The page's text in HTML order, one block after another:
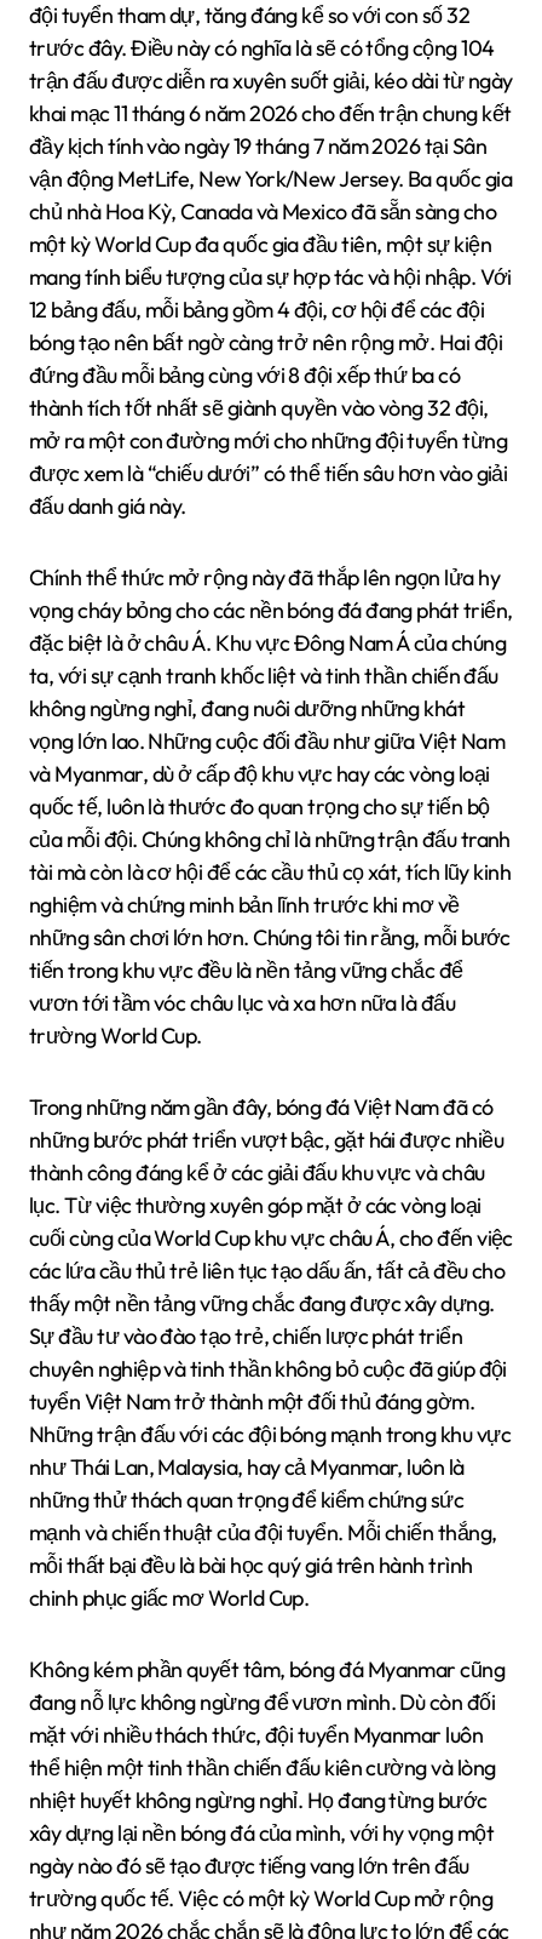
đội tuyển tham dự, tăng đáng kể so với con số 32
trước đây. Điều này có nghĩa là sẽ có tổng cộng 104
trận đấu được diễn ra xuyên suốt giải, kéo dài từ ngày
khai mạc 11 tháng 6 năm 2026 cho đến trận chung kết
đầy kịch tính vào ngày 19 tháng 7 năm 2026 tại Sân
vận động MetLife, New York/New Jersey. Ba quốc gia
chủ nhà Hoa Kỳ, Canada và Mexico đã sẵn sàng cho
một kỳ World Cup đa quốc gia đầu tiên, một sự kiện
mang tính biểu tượng của sự hợp tác và hội nhập. Với
12 bảng đấu, mỗi bảng gồm 4 đội, cơ hội để các đội
bóng tạo nên bất ngờ càng trở nên rộng mở. Hai đội
đứng đầu mỗi bảng cùng với 8 đội xếp thứ ba có
thành tích tốt nhất sẽ giành quyền vào vòng 32 đội,
mở ra một con đường mới cho những đội tuyển từng
được xem là “chiếu dưới” có thể tiến sâu hơn vào giải
đấu danh giá này.
Chính thể thức mở rộng này đã thắp lên ngọn lửa hy
vọng cháy bỏng cho các nền bóng đá đang phát triển,
đặc biệt là ở châu Á. Khu vực Đông Nam Á của chúng
ta, với sự cạnh tranh khốc liệt và tinh thần chiến đấu
không ngừng nghỉ, đang nuôi dưỡng những khát
vọng lớn lao. Những cuộc đối đầu như giữa Việt Nam
và Myanmar, dù ở cấp độ khu vực hay các vòng loại
quốc tế, luôn là thước đo quan trọng cho sự tiến bộ
của mỗi đội. Chúng không chỉ là những trận đấu tranh
tài mà còn là cơ hội để các cầu thủ cọ xát, tích lũy kinh
nghiệm và chứng minh bản lĩnh trước khi mơ về
những sân chơi lớn hơn. Chúng tôi tin rằng, mỗi bước
tiến trong khu vực đều là nền tảng vững chắc để
vươn tới tầm vóc châu lục và xa hơn nữa là đấu
trường World Cup.
Trong những năm gần đây, bóng đá Việt Nam đã có
những bước phát triển vượt bậc, gặt hái được nhiều
thành công đáng kể ở các giải đấu khu vực và châu
lục. Từ việc thường xuyên góp mặt ở các vòng loại
cuối cùng của World Cup khu vực châu Á, cho đến việc
các lứa cầu thủ trẻ liên tục tạo dấu ấn, tất cả đều cho
thấy một nền tảng vững chắc đang được xây dựng.
Sự đầu tư vào đào tạo trẻ, chiến lược phát triển
chuyên nghiệp và tinh thần không bỏ cuộc đã giúp đội
tuyển Việt Nam trở thành một đối thủ đáng gờm.
Những trận đấu với các đội bóng mạnh trong khu vực
như Thái Lan, Malaysia, hay cả Myanmar, luôn là
những thử thách quan trọng để kiểm chứng sức
mạnh và chiến thuật của đội tuyển. Mỗi chiến thắng,
mỗi thất bại đều là bài học quý giá trên hành trình
chinh phục giấc mơ World Cup.
Không kém phần quyết tâm, bóng đá Myanmar cũng
đang nỗ lực không ngừng để vươn mình. Dù còn đối
mặt với nhiều thách thức, đội tuyển Myanmar luôn
thể hiện một tinh thần chiến đấu kiên cường và lòng
nhiệt huyết không ngừng nghỉ. Họ đang từng bước
xây dựng lại nền bóng đá của mình, với hy vọng một
ngày nào đó sẽ tạo được tiếng vang lớn trên đấu
trường quốc tế. Việc có một kỳ World Cup mở rộng
như năm 2026 chắc chắn sẽ là động lực to lớn để các